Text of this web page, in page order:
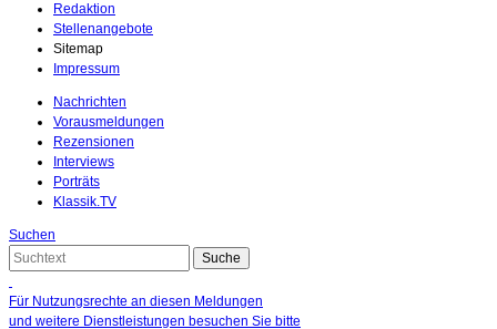
Redaktion
Stellenangebote
Sitemap
Impressum
Nachrichten
Vorausmeldungen
Rezensionen
Interviews
Porträts
Klassik.TV
Suchen
Für Nutzungsrechte an diesen Meldungen
und weitere Dienstleistungen besuchen Sie bitte